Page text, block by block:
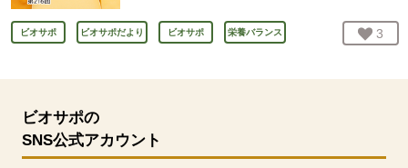
ビオサポ ビオサポだより ビオサポ 栄養バランス お気
3
ビオサポの
SNS公式アカウント